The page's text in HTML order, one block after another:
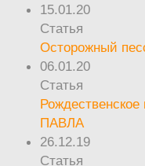
15.01.20
Статья
Осторожный
06.01.20
Статья
ПАВЛА
26.12.19
Статья